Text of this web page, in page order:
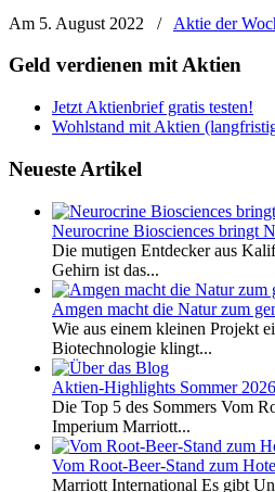
Am 5. August 2022
/ Aktie der
Geld verdienen mit Aktien
Jetzt Aktienbrief gratis testen!
Wohlstand mit Aktien
Neueste Artikel
Neurocrine Biosciences bringt
Die mutigen Entdecker aus
Gehirn ist das...
Amgen macht die Natur zum
Wie aus einem kleinen Projekt
Biotechnologie klingt...
Aktien-Highlights Sommer 2026
Die Top 5 des Sommers Vom
Imperium Marriott...
Vom Root-Beer-Stand zum
Marriott International Es gibt